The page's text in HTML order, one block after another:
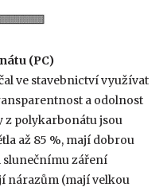
(PC)
ve stavebnictví využívat
a odolnost
z polykarbonátu jsou
až 85 %, mají dobrou
slunečnímu záření
nárazům (mají velkou